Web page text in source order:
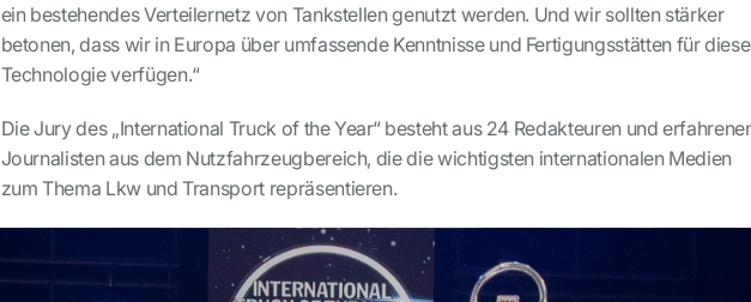
ein bestehendes Verteilernetz von Tankstellen genutzt werden. Und wir sollten stärker
betonen, dass wir in Europa über umfassende Kenntnisse und Fertigungsstätten für diese
Technologie verfügen.“
Die Jury des „International Truck of the Year“ besteht aus 24 Redakteuren und
Journalisten aus dem Nutzfahrzeugbereich, die die wichtigsten internationalen Medien
zum Thema Lkw und Transport repräsentieren.